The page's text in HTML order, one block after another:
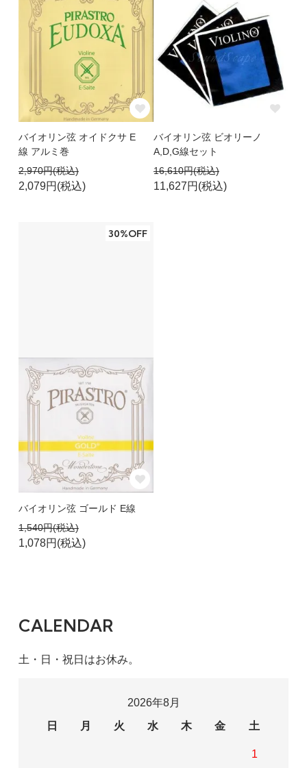
バイオリン弦 オイドクサ E
線 アルミ巻
2,970円(税込)
2,079円(税込)
バイオリン弦 ビオリーノ
A,D,G線セット
16,610円(税込)
11,627円(税込)
30%OFF
バイオリン弦 ゴールド E線
1,540円(税込)
1,078円(税込)
CALENDAR
土・日・祝日はお休み。
2026年8月
日
月 火 水 木 金 土
1